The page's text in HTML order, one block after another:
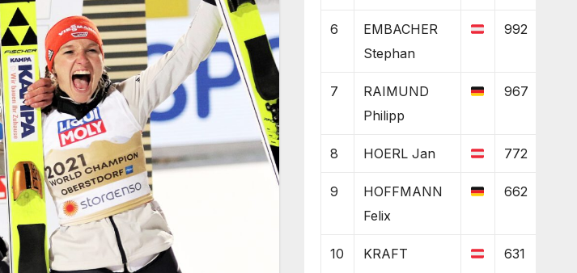
6
EMBACHER
Stephan
992
7
RAIMUND
Philipp
967
8 HOERL Jan 772
9
HOFFMANN
Felix
662
10
KRAFT
631